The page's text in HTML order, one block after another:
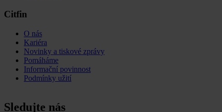
Citfin
O nás
Kariéra
Novinky a tiskové zprávy
Pomáháme
Informační povinnost
Podmínky užití
Sledujte nás